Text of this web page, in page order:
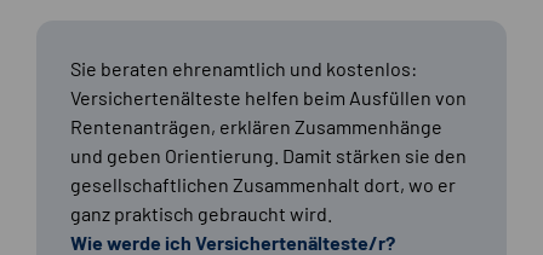
Sie beraten ehrenamtlich und kostenlos:
Versichertenälteste helfen beim Ausfüllen von
Rentenanträgen, erklären Zusammenhänge
und geben Orientierung. Damit stärken sie den
gesellschaftlichen Zusammenhalt dort, wo er
ganz praktisch gebraucht wird.
Wie werde ich Versichertenälteste/r?